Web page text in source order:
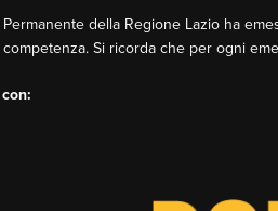
Permanente della Regione Lazio ha
Si ricorda che per ogni